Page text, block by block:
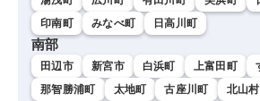
印南町
みなべ町 日高川町
南部
田辺市 新宮市 白浜町 上富田町
那智勝浦町
太地町 古座川町 北山村